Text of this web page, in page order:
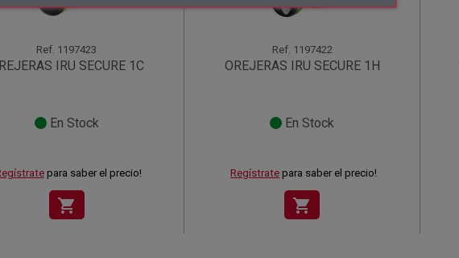
Ref. 1197423
IRU SECURE 1C
En Stock
para saber el precio!
shopping_cart
Ref. 1197422
OREJERAS IRU SECURE 1H
En Stock
Regístrate para saber el precio!
shopping_cart